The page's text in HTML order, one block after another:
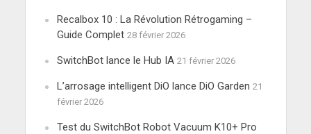
Recalbox 10 : La Révolution Rétrogaming –
Guide Complet 28 février 2026
SwitchBot lance le Hub IA 21 février 2026
L’arrosage intelligent DiO lance DiO Garden 21
février 2026
Test du SwitchBot Robot Vacuum K10+ Pro